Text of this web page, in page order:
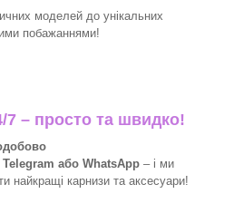
моделей до унікальних
побажаннями!​
– просто та швидко!
або WhatsApp – і ми
найкращі карнизи та аксесуари!